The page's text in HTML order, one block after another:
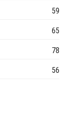
59
65
78
56